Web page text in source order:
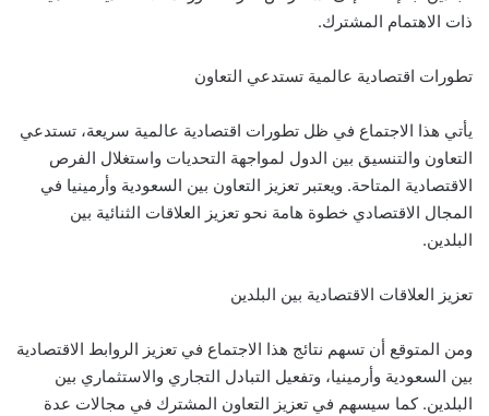
ذات الاهتمام المشترك.
تطورات اقتصادية عالمية تستدعي التعاون
يأتي هذا الاجتماع في ظل تطورات اقتصادية عالمية سريعة، تستدعي
التعاون والتنسيق بين الدول لمواجهة التحديات واستغلال الفرص
الاقتصادية المتاحة. ويعتبر تعزيز التعاون بين السعودية وأرمينيا في
المجال الاقتصادي خطوة هامة نحو تعزيز العلاقات الثنائية بين
البلدين.
تعزيز العلاقات الاقتصادية بين البلدين
ومن المتوقع أن تسهم نتائج هذا الاجتماع في تعزيز الروابط الاقتصادية
بين السعودية وأرمينيا، وتفعيل التبادل التجاري والاستثماري بين
البلدين. كما سيسهم في تعزيز التعاون المشترك في مجالات عدة